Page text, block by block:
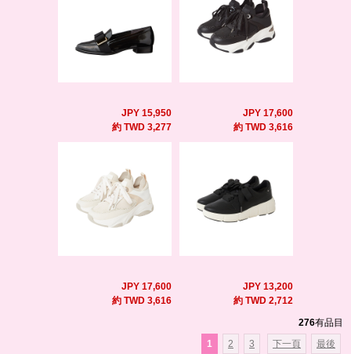
JPY 15,950
約 TWD 3,277
JPY 17,600
約 TWD 3,616
JPY 17,600
約 TWD 3,616
JPY 13,200
約 TWD 2,712
276有品目
1
2 3 下一頁 最後